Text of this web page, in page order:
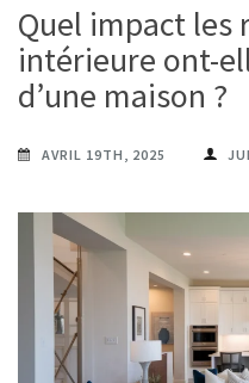
Quel impact les
intérieure ont-
d’une maison ?
AVRIL 19TH, 2025